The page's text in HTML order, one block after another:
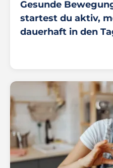
Gesunde
startest du aktiv,
dauerhaft in den